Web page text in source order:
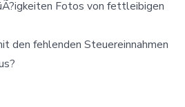
Fotos von fettleibigen
den fehlenden Steuereinnahmen